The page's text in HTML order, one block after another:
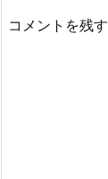
コメントを残す